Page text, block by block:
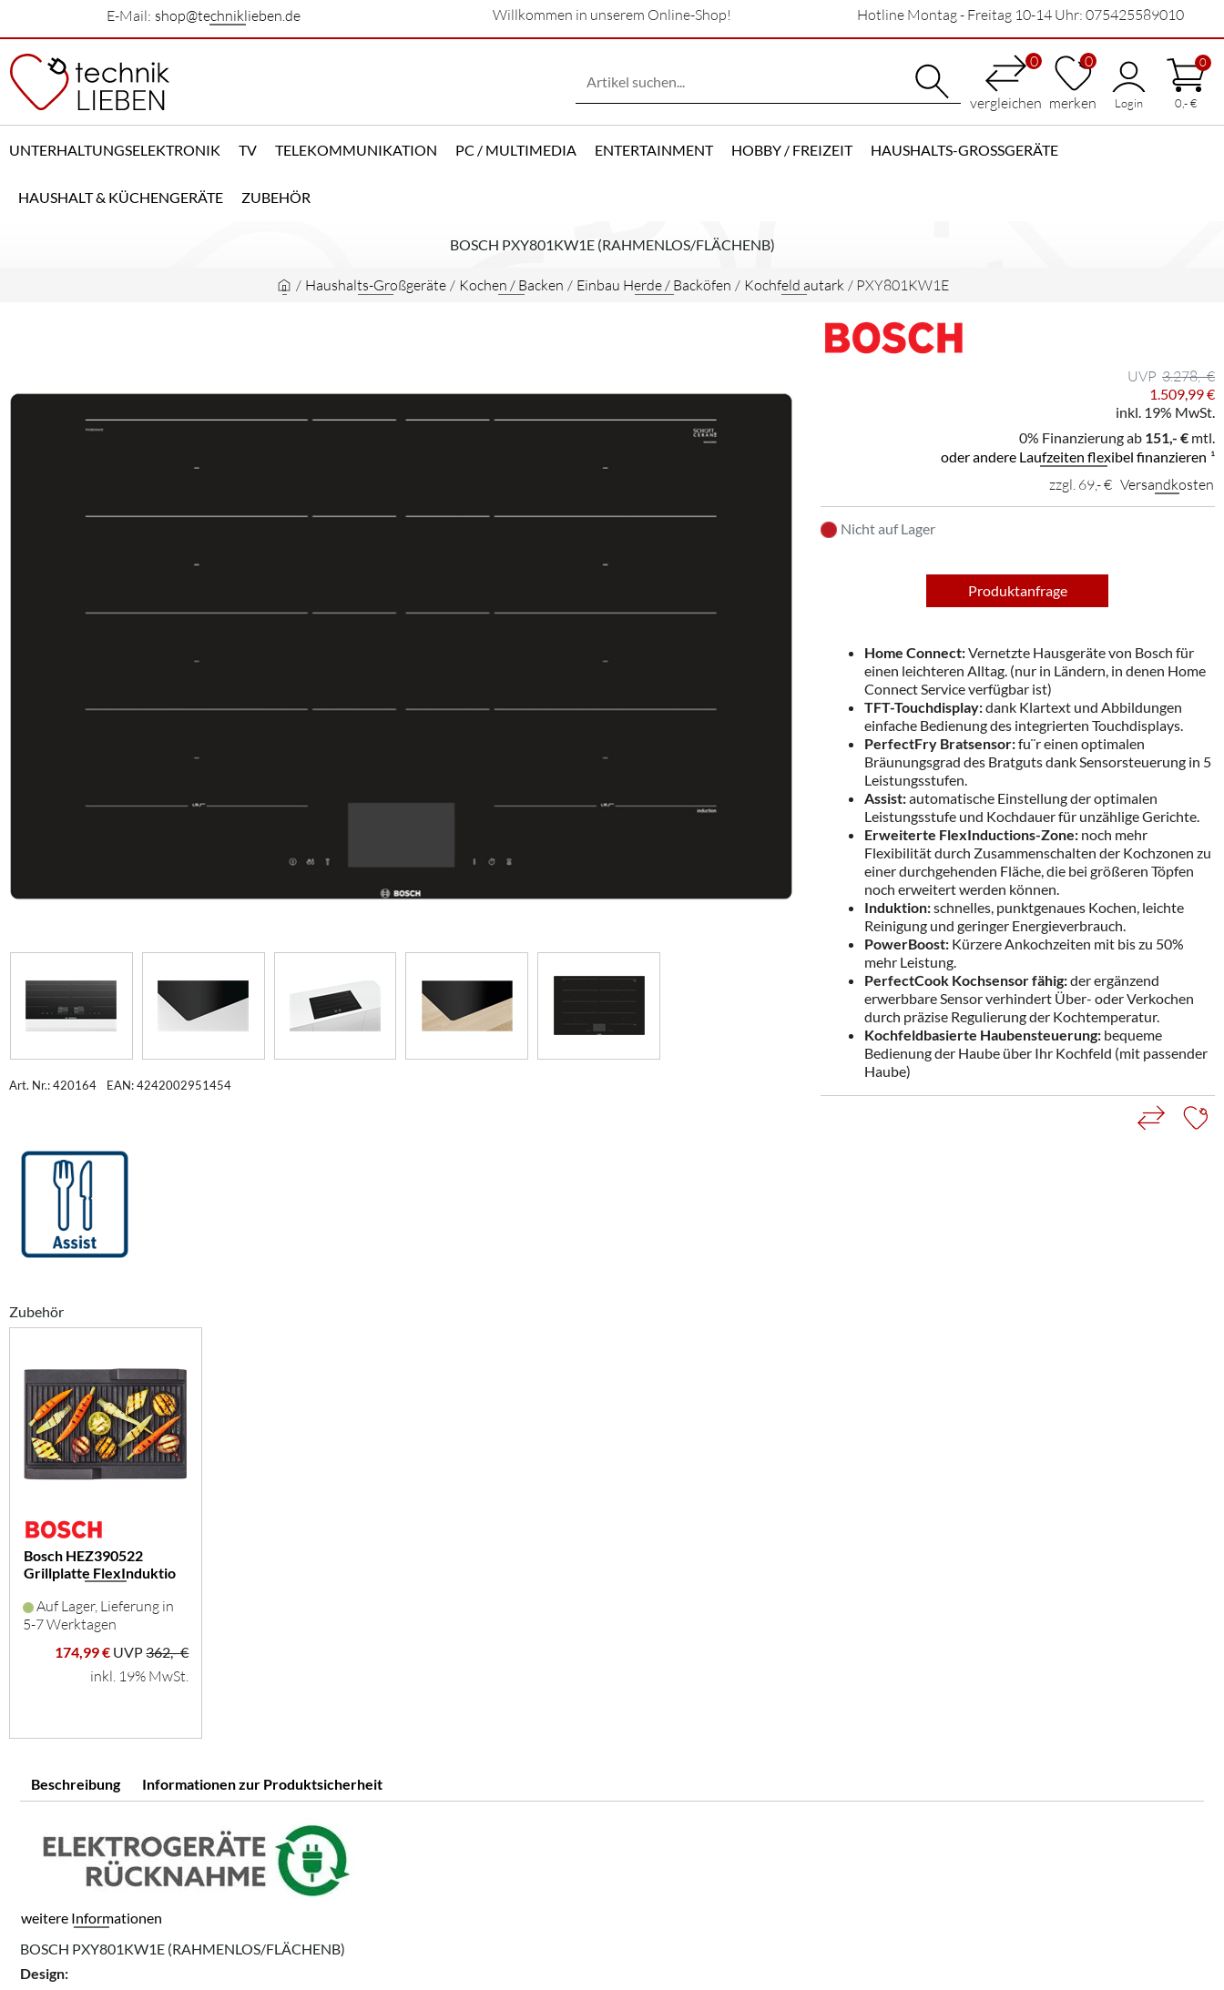
E-Mail: shop@techniklieben.de Willkommen in unserem Online-Shop! Hotline Montag - Freitag 10-14 Uhr: 075425589010
0
vergleichen
0
merken Login
0
0,- €
UNTERHALTUNGSELEKTRONIK TV TELEKOMMUNIKATION PC / MULTIMEDIA ENTERTAINMENT HOBBY / FREIZEIT HAUSHALTS-GROSSGERÄTE
HAUSHALT & KÜCHENGERÄTE ZUBEHÖR
BOSCH PXY801KW1E (RAHMENLOS/FLÄCHENB)
/ Haushalts-Großgeräte / Kochen / Backen / Einbau Herde / Backöfen / Kochfeld autark / PXY801KW1E
Art. Nr.: 420164 EAN: 4242002951454
3.278,- €
1.509,99 €
inkl. 19% MwSt.
0% Finanzierung ab 151,- € mtl.
oder andere Laufzeiten flexibel finanzieren ¹
zzgl. 69,- € Versandkosten
Nicht auf Lager
Produktanfrage
Home Connect:Vernetzte Hausgeräte von Bosch für
einen leichteren Alltag. (nur in Ländern, in denen Home
Connect Service verfügbar ist)
TFT-Touchdisplay:dank Klartext und Abbildungen
einfache Bedienung des integrierten Touchdisplays.
PerfectFry Bratsensor:fu¨r einen optimalen
Bräunungsgrad des Bratguts dank Sensorsteuerung in 5
Leistungsstufen.
Assist:automatische Einstellung der optimalen
Leistungsstufe und Kochdauer für unzählige Gerichte.
Erweiterte FlexInductions-Zone: noch mehr
Flexibilität durch Zusammenschalten der Kochzonen zu
einer durchgehenden Fläche, die bei größeren Töpfen
noch erweitert werden können.
Induktion:schnelles, punktgenaues Kochen, leichte
Reinigung und geringer Energieverbrauch.
PowerBoost: Kürzere Ankochzeiten mit bis zu 50%
mehr Leistung.
PerfectCook Kochsensor fähig:der ergänzend
erwerbbare Sensor verhindert Über- oder Verkochen
durch präzise Regulierung der Kochtemperatur.
Kochfeldbasierte Haubensteuerung:bequeme
Bedienung der Haube über Ihr Kochfeld (mit passender
Haube)
Zubehör
Bosch HEZ390522
Grillplatte FlexInduktio
Auf Lager, Lieferung in
5-7 Werktagen
174,99 € UVP362,- €
inkl. 19% MwSt.
Beschreibung Informationen zur Produktsicherheit
weitere Informationen
BOSCH PXY801KW1E (RAHMENLOS/FLÄCHENB)
Design: